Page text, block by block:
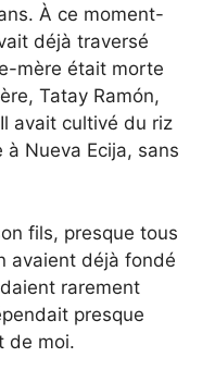
À ce moment-
déjà traversé
mère était morte
Tatay Ramón,
avait cultivé du riz
Nueva Ecija, sans
fils, presque tous
avaient déjà fondé
rarement
presque
de moi.